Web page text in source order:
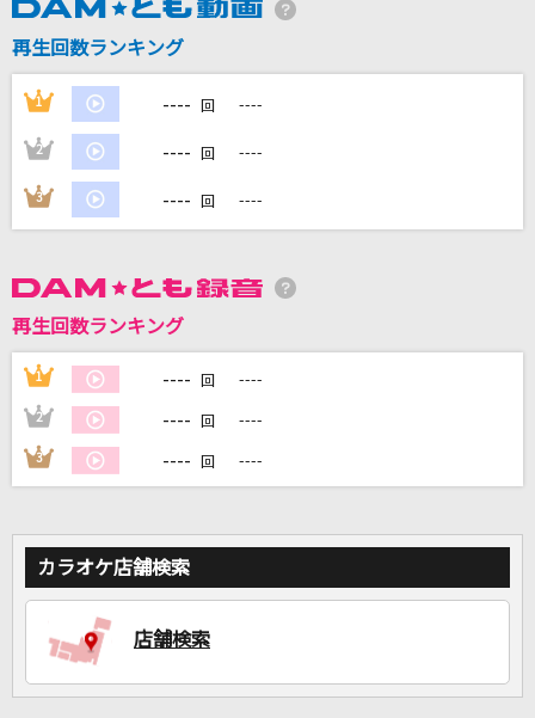
Kiroro
カラオケ最新情報をチェック！
再生回数ランキング
1 ---- 回 ----
2 ---- 回 ----
3 ---- 回 ----
再生回数ランキング
1 ---- 回 ----
2 ---- 回 ----
3 ---- 回 ----
カラオケ店舗検索
店舗検索